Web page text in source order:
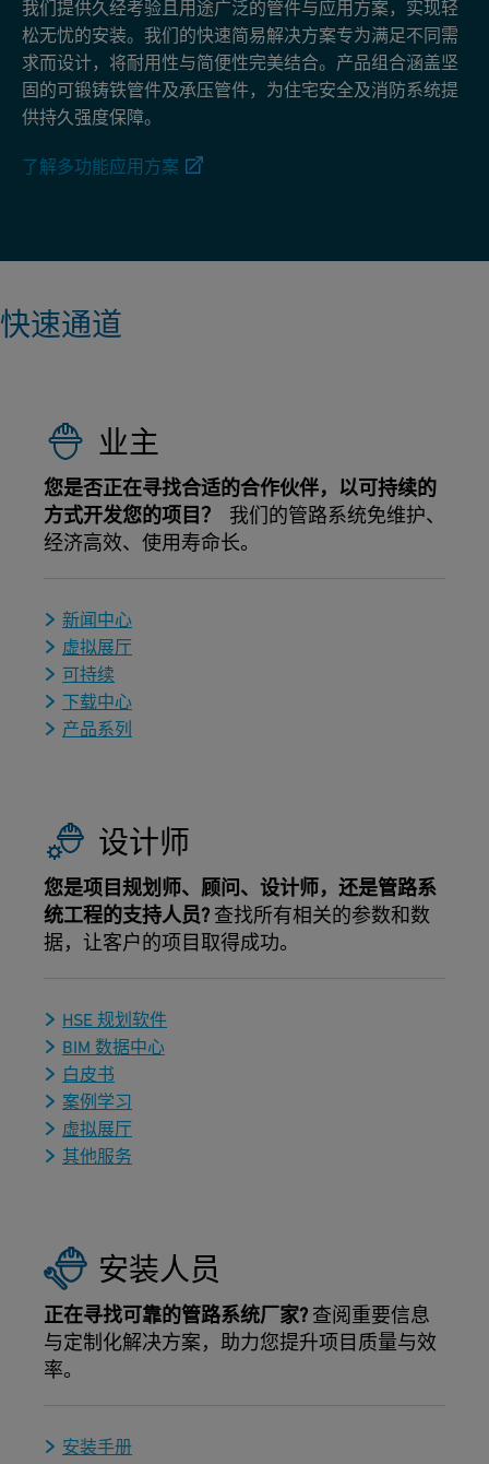
我们提供久经考验且用途广泛的管件与应用方案，实现轻
松无忧的安装。我们的快速简易解决方案专为满足不同需
求而设计，将耐用性与简便性完美结合。产品组合涵盖坚
固的可锻铸铁管件及承压管件，为住宅安全及消防系统提
供持久强度保障。
了解多功能应用方案
快速通道
业主
您是否正在寻找合适的合作伙伴，以可持续的
方式开发您的项目？
我们的管路系统免维护、
经济高效、使用寿命长。
新闻中心
虚拟展厅
可持续
下载中心
产品系列
设计师
您是项目规划师、顾问、设计师，还是管路系
统工程的支持人员? 查找所有相关的参数和数
据，让客户的项目取得成功。
HSE 规划软件
BIM 数据中心
白皮书
案例学习
虚拟展厅
其他服务
安装人员
正在寻找可靠的管路系统厂家? 查阅重要信息
与定制化解决方案，助力您提升项目质量与效
率。
安装手册